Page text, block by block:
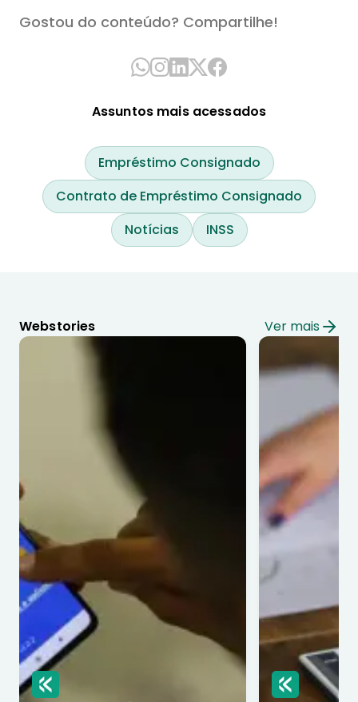
Gostou do conteúdo? Compartilhe!
Assuntos mais acessados
Empréstimo Consignado
Contrato de Empréstimo Consignado
Notícias
INSS
Webstories Ver mais